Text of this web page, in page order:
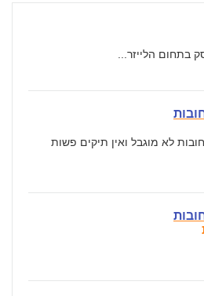
בתחום הלייזר...
לא מוגבל ואין תיקים פשות